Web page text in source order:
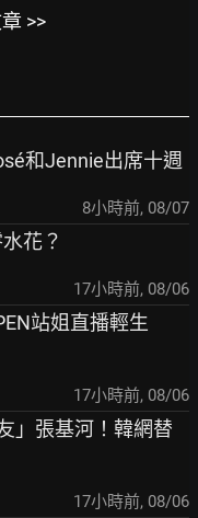
>>
和Jennie出席十週
8小時前, 08/07
花？
17小時前, 08/06
站姐直播輕生
17小時前, 08/06
」張基河！韓網替
17小時前, 08/06